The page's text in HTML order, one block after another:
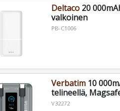
Deltaco20
valkoinen
PB-C1006
Verbatim10
telineellä,
V32272